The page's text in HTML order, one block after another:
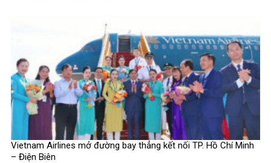
Vietnam Airlines mở đường bay thẳng kết nối TP. Hồ Chí Minh
– Điện Biên